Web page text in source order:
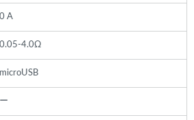
0 A
0.05-4.0Ω
microUSB
ー